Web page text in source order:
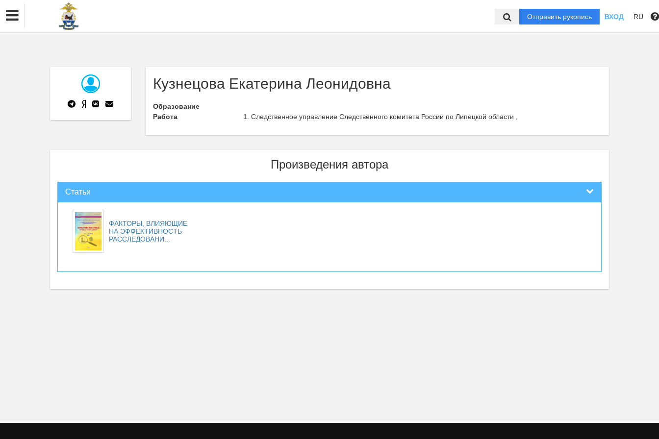
Отправить рукопись ВХОД RU
Кузнецова Екатерина Леонидовна
Образование
Работа
Следственное управление Следственного комитета России по Липецкой области ,
Произведения автора
Статьи
ФАКТОРЫ, ВЛИЯЮЩИЕ
НА ЭФФЕКТИВНОСТЬ
РАССЛЕДОВАНИ...